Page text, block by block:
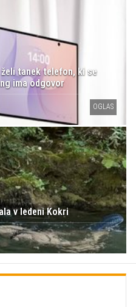
tanek telefon, ki se
ima odgovor
OGLAS
v ledeni Kokri